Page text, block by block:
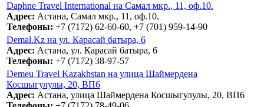
Daphne Travel International на Самал мкр., 11, оф.10.
Адрес: Астана, Самал мкр., 11, оф.10.
Телефоны: +7 (7172) 62-60-60, +7 (701) 959-14-90
Demal.Kz на ул. Карасай батыра, 6
Адрес: Астана, ул. Карасай батыра, 6
Телефоны: +7 (7172) 38-97-57
Demeu Travel Kazakhstan на улица Шаймердена
Косшыгулулы, 20, ВП6
Адрес: Астана, улица Шаймердена Косшыгулулы, 20, ВП6